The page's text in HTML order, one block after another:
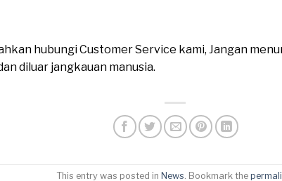
hubungi Customer Service kami, Jangan
diluar jangkauan manusia.
This entry was posted in News. Bookmark the